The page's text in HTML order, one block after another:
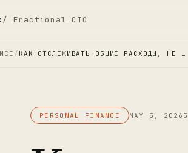
/ Fractional CTO
/ КАК ОТСЛЕЖИВАТЬ ОБЩИЕ РАСХОДЫ, НЕ …
PERSONAL FINANCE MAY 5, 2026